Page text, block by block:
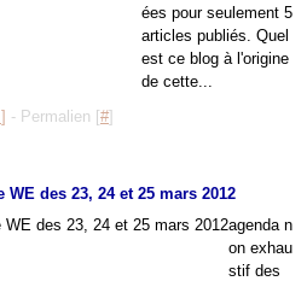
ées pour seulement 5
articles publiés. Quel
est ce blog à l'origine
de cette...
] - Permalien [#]
des 23, 24 et 25 mars 2012
agenda n
on exhau
stif des